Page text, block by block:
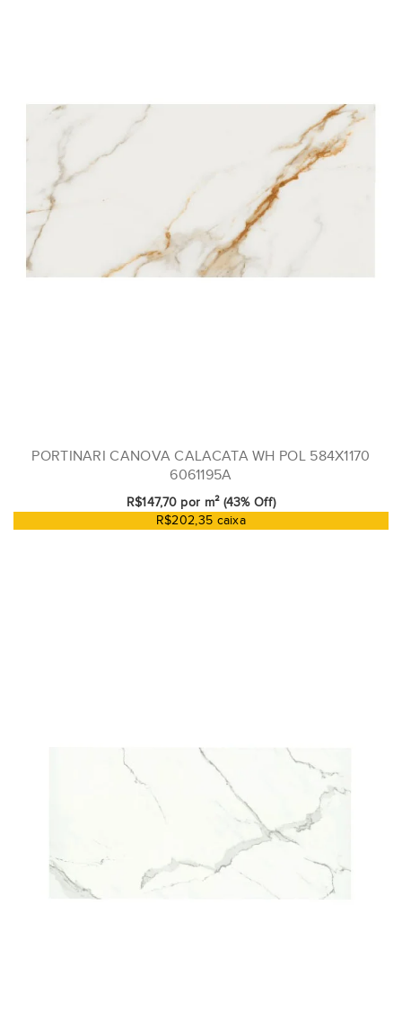
PORTINARI CANOVA CALACATA WH POL 584X1170
6061195A
R$147,70 por m² (43% Off)
R$202,35 caixa